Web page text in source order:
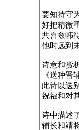
要知持守
好把精微
共喜兹帏
他时远到
诗意和赏
《送种晋
此诗以送
祝福和对
诗中描述
辅长和靖